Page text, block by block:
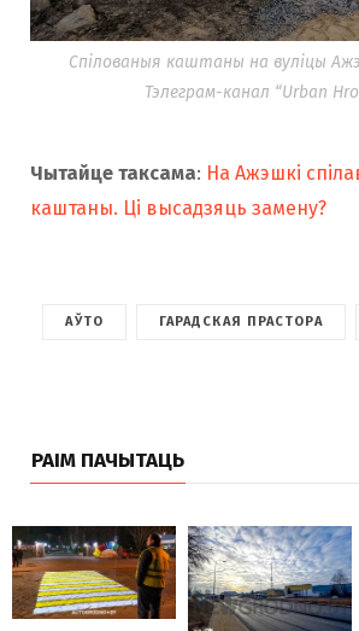
Спілованыя каштаны на вуліцы
Тэлеграм-канал “Urban
Чытайце таксама: На Ажэшкі
каштаны. Ці высадзяць замену?
АЎТО ГАРАДСКАЯ ПРАСТОРА
РАІМ ПАЧЫТАЦЬ